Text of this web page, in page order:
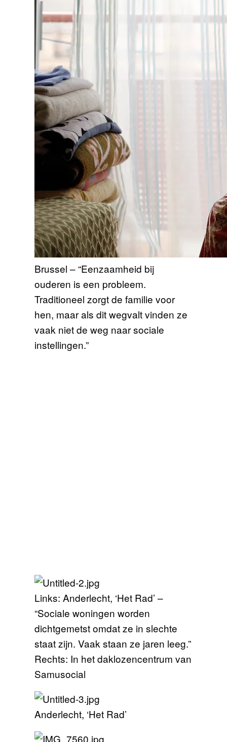
Brussel – “Eenzaamheid bij
ouderen is een probleem.
Traditioneel zorgt de familie voor
hen, maar als dit wegvalt vinden ze
vaak niet de weg naar sociale
instellingen.”
Links: Anderlecht, ‘Het Rad’ –
“Sociale woningen worden
dichtgemetst omdat ze in slechte
staat zijn. Vaak staan ze jaren leeg.”
Rechts: In het daklozencentrum van
Samusocial
Anderlecht, ‘Het Rad’